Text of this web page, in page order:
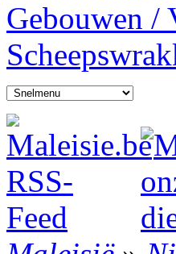
Gebouwen /